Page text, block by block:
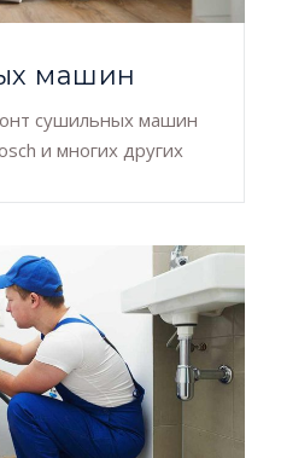
машин
сушильных машин
и многих других